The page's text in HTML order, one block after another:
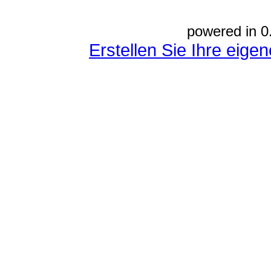
powered in
Erstellen Sie Ihre